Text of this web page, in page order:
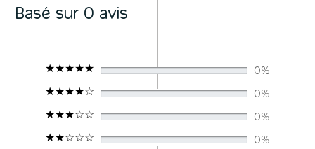
Basé sur 0 avis
0%
0%
0%
0%